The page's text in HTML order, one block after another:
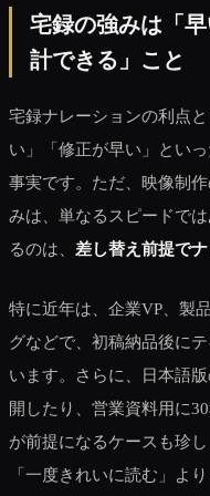
宅録の強みは「
計できる」こと
宅録ナレーションの利点
い」「修正が早い」とい
事実です。ただ、映像制
みは、単なるスピードで
るのは、 差し替え前提で
特に近年は、企業VP、製
グなどで、初稿納品後に
います。さらに、日本語
開したり、営業資料用に
が前提になるケースも珍
「一度きれいに読む」よ